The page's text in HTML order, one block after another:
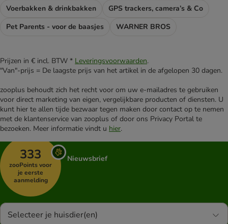
Voerbakken & drinkbakken
GPS trackers, camera’s & Co
Pet Parents - voor de baasjes
WARNER BROS
Prijzen in € incl. BTW * Leveringsvoorwaarden.
"Van"-prijs = De laagste prijs van het artikel in de afgelopen 30 dagen.
zooplus behoudt zich het recht voor om uw e-mailadres te gebruiken
voor direct marketing van eigen, vergelijkbare producten of diensten. U
kunt hier te allen tijde bezwaar tegen maken door contact op te nemen
met de klantenservice van zooplus of door ons Privacy Portal te
bezoeken. Meer informatie vindt u hier.
333
zooPoints voor
je eerste
aanmelding
Nieuwsbrief
Selecteer je huisdier(en)